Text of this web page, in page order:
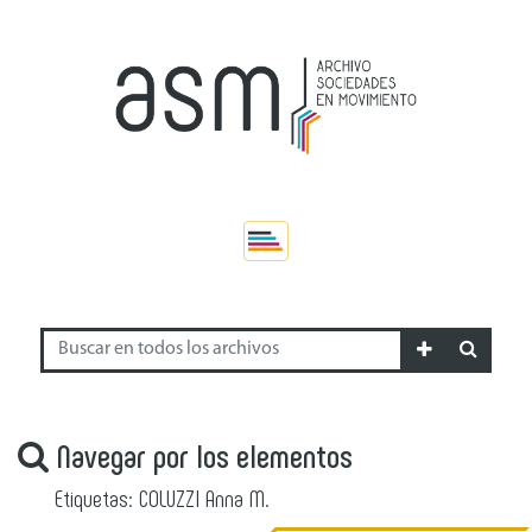
Navegar por los elementos
Etiquetas: COLUZZI Anna M.